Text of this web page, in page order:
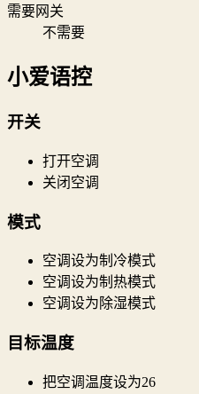
需要网关
不需要
小爱语控
开关
打开空调
关闭空调
模式
空调设为制冷模式
空调设为制热模式
空调设为除湿模式
目标温度
把空调温度设为26